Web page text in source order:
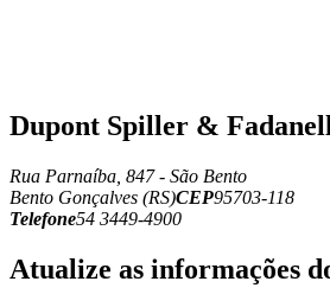
Dupont Spiller &
Rua Parnaíba, 847 - São Bento
Bento Gonçalves (RS)CEP95703-118
Telefone54 3449-4900
Atualize as informações